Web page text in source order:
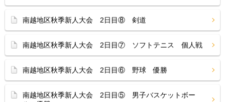
南越地区秋季新人大会 2日目⑧ 剣道
南越地区秋季新人大会 2日目⑦ ソフトテニス 個人戦
南越地区秋季新人大会 2日目⑥ 野球 優勝
南越地区秋季新人大会 2日目⑤ 男子バスケットボー